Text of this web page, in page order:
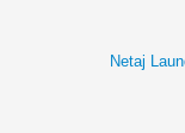
Netaj Launches